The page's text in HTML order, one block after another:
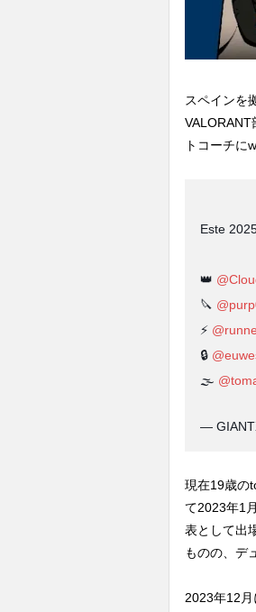
スペインを
トコーチに
Este
👑
🔪
⚡️
🔒
🌫️
—
現在19歳の
て2023年1
表として出
ものの、デ
2023年12